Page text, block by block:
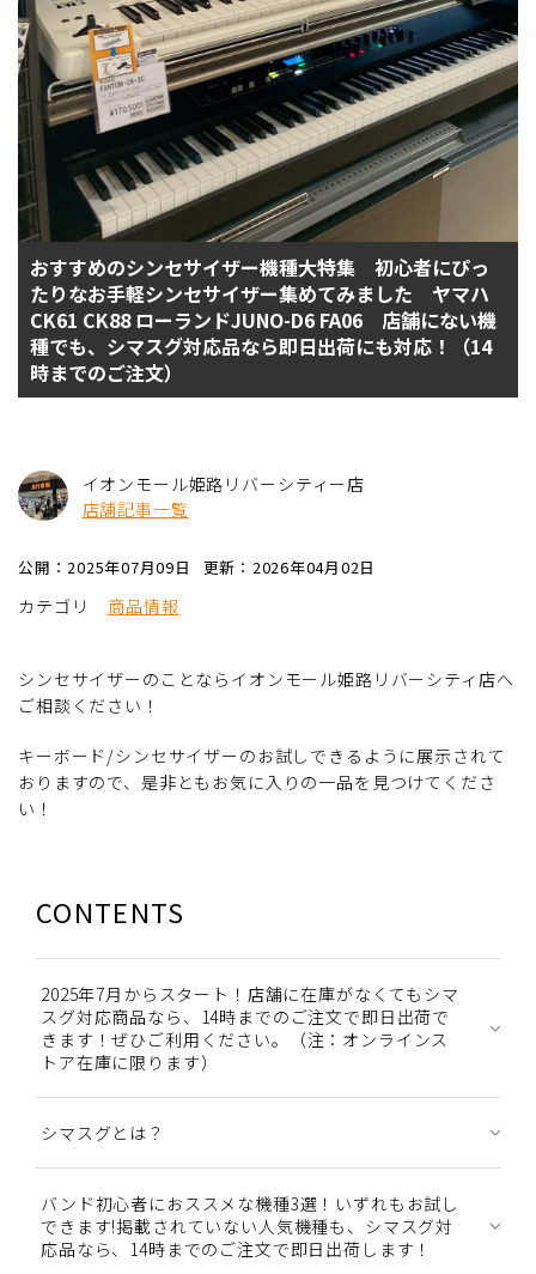
おすすめのシンセサイザー機種大特集 初心者にぴっ
たりなお手軽シンセサイザー集めてみました ヤマハ
CK61 CK88 ローランドJUNO-D6 FA06 店舗にない機
種でも、シマスグ対応品なら即日出荷にも対応！（14
時までのご注文）
イオンモール姫路リバーシティー店
店舗記事一覧
公開：2025年07月09日 更新：2026年04月02日
カテゴリ 商品情報
シンセサイザーのことならイオンモール姫路リバーシティ店へ
ご相談ください！
キーボード/シンセサイザーのお試しできるように展示されて
おりますので、是非ともお気に入りの一品を見つけてくださ
い！
CONTENTS
2025年7月からスタート！店舗に在庫がなくてもシマ
スグ対応商品なら、14時までのご注文で即日出荷で
きます！ぜひご利用ください。（注：オンラインス
トア在庫に限ります）
シマスグとは？
バンド初心者におススメな機種3選！いずれもお試し
できます!掲載されていない人気機種も、シマスグ対
応品なら、14時までのご注文で即日出荷します！